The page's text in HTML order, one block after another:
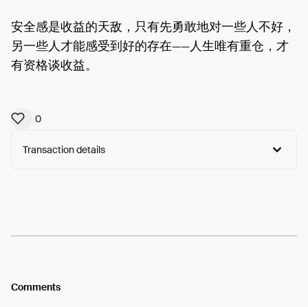
安全感是收益的天敌，只有先勇敢地对一些人不好，
另一些人才能感受到好的存在——人生唯有重仓，才
有资格谈收益。
0
Transaction details
Comments